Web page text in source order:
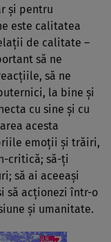
şi pentru
este calitatea
de calitate –
să ne
să ne
la bine şi
cu sine şi cu
acesta
emoţii şi trăiri,
critică; să-ţi
să ai aceeaşi
să acţionezi într-o
şi umanitate.